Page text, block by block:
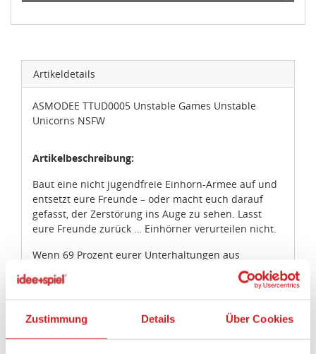
Zustimmung Details Über Cookies
Artikeldetails
ASMODEE TTUD0005 Unstable Games Unstable
Unicorns NSFW
Artikelbeschreibung:
Baut eine nicht jugendfreie Einhorn-Armee auf und
entsetzt eure Freunde – oder macht euch darauf
gefasst, der Zerstörung ins Auge zu sehen. Lasst
eure Freunde zurück … Einhörner verurteilen nicht.
Wenn 69 Prozent eurer Unterhaltungen aus
Kommentaren bestehen, werdet ihr die „Not Safe for
Work“-Ausgabe von Unstable Unicorns lieben.
Das Spielprinzip von Unstable Unicorns NSFW ist
dasselbe wie beim beliebten Klassiker, aber die